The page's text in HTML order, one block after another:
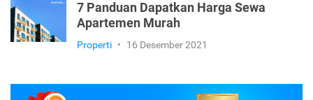
7 Panduan Dapatkan Harga Sewa
Apartemen Murah
Properti • 16 Desember 2021